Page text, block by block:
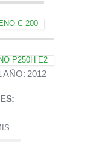
C 200
P250H E2
AÑO: 2012